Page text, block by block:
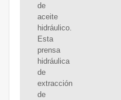
de
aceite
hidráulico.
Esta
prensa
hidráulica
de
extracción
de